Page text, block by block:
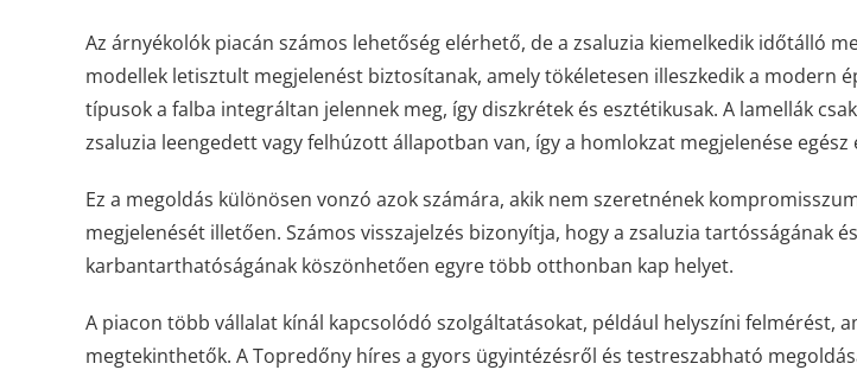
Az árnyékolók piacán számos lehetőség elérhető, de a zsaluzia kiemelkedik időtálló
modellek letisztult megjelenést biztosítanak, amely tökéletesen illeszkedik a modern
típusok a falba integráltan jelennek meg, így diszkrétek és esztétikusak. A lamellák
zsaluzia leengedett vagy felhúzott állapotban van, így a homlokzat megjelenése
Ez a megoldás különösen vonzó azok számára, akik nem szeretnének
megjelenését illetően. Számos visszajelzés bizonyítja, hogy a zsaluzia tartósságának
karbantarthatóságának köszönhetően egyre több otthonban kap helyet.
A piacon több vállalat kínál kapcsolódó szolgáltatásokat, például helyszíni felmérést,
megtekinthetők. A Topredőny híres a gyors ügyintézésről és testreszabható